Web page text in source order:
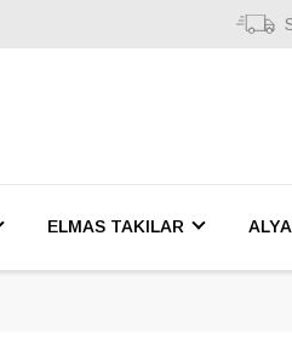
ELMAS TAKILAR